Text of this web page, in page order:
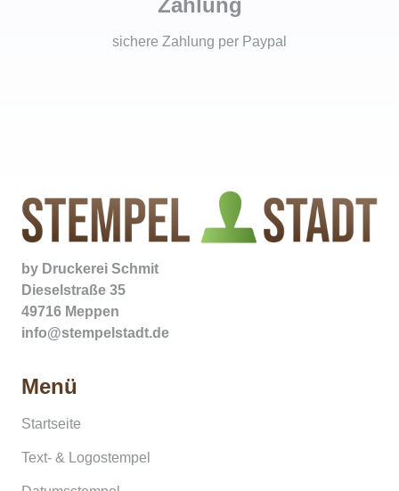
Zahlung
sichere Zahlung per Paypal
by Druckerei Schmit
Dieselstraße 35
49716 Meppen
info@stempelstadt.de
Menü
Startseite
Text- & Logostempel